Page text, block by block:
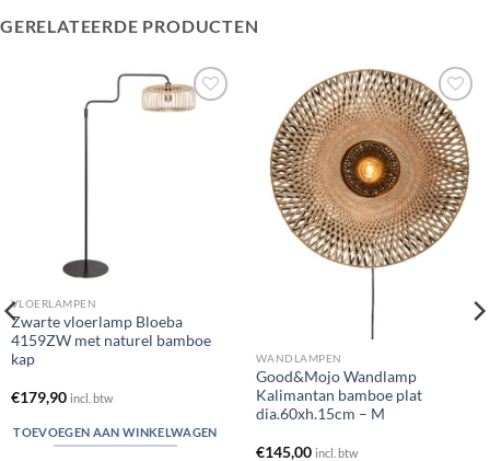
GERELATEERDE PRODUCTEN
Toevoegen
VLOERLAMPEN
Zwarte vloerlamp Bloeba
4159ZW met naturel bamboe
kap
€179,90 incl. btw
TOEVOEGEN AAN WINKELWAGEN
Toevoegen
aan
verlanglijst
WANDLAMPEN
Good&Mojo Wandlamp
Kalimantan bamboe plat
dia.60xh.15cm – M
€145,00 incl. btw